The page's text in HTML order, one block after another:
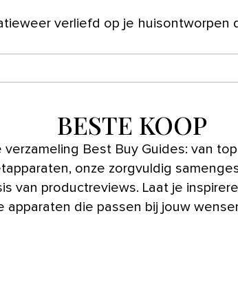
weer verliefd op je huisontworpen
BESTE KOOP
verzameling Best Buy Guides: van
onze zorgvuldig
van productreviews. Laat je
apparaten die passen bij jouw